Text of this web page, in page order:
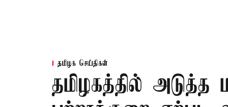
தமிழக செய்திகள்
தமிழகத்தில் அடுத்த